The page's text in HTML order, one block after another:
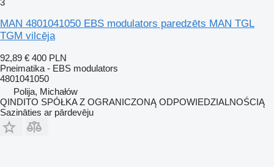
3
MAN 4801041050 EBS modulators paredzēts MAN TGL
TGM vilcēja
92,89 € 400 PLN
Pneimatika - EBS modulators
4801041050
Polija, Michałów
QINDITO SPÓŁKA Z OGRANICZONĄ ODPOWIEDZIALNOŚCIĄ
Sazināties ar pārdevēju